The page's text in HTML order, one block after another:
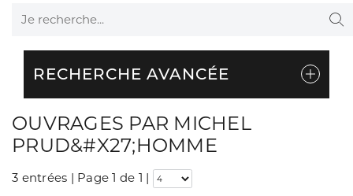
Je recherche...
RECHERCHE AVANCÉE
OUVRAGES PAR MICHEL
PRUD&#X27;HOMME
3 entrées | Page 1 de 1 |